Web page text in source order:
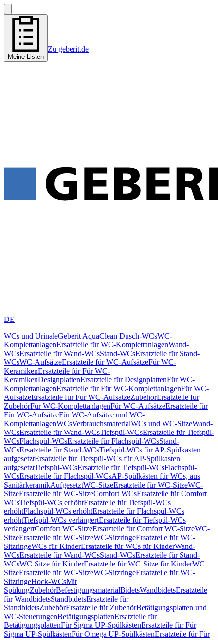
Meine Listen
Zu geberit.de
DE
WCs und UrinaleGeberit AquaClean Dusch-WCsWC-
KomplettanlagenErsatzteile für WC-KomplettanlagenWand-
WCsErsatzteile für Wand-WCsStand-WCsErsatzteile für Stand-
WCsWC-AufsätzeErsatzteile für WC-AufsätzeFür WC-
KeramikenErsatzteile für Für WC-
KeramikenDesignplattenErsatzteile für DesignplattenFür WC-
KomplettanlagenErsatzteile für Für WC-KomplettanlagenFür WC-
AufsätzeErsatzteile für Für WC-AufsätzeZubehörErsatzteile für
ZubehörFür WC-KomplettanlagenFür WC-AufsätzeErsatzteile für
Für WC-AufsätzeFür WC-Aufsätze und WC-
KomplettanlagenWCsVerbrauchsmaterialWCs und WC-SitzeWand-
WCsErsatzteile für Wand-WCsTiefspül-WCsErsatzteile für Tiefspül-
WCsFlachspül-WCsErsatzteile für Flachspül-WCsStand-
WCsErsatzteile für Stand-WCsTiefspül-WCs für AP-Spülkasten
aufgesetztErsatzteile für Tiefspül-WCs für AP-Spülkasten
aufgesetztTiefspül-WCsErsatzteile für Tiefspül-WCsFlachspül-
WCsErsatzteile für Flachspül-WCsAP-Spülkästen für WCs, aus
SanitärkeramikAufgesetztWC-SitzeErsatzteile für WC-SitzeWC-
SitzeErsatzteile für WC-SitzeComfort WCsErsatzteile für Comfort
WCsTiefspül-WCs erhöhtErsatzteile für Tiefspül-WCs
erhöhtFlachspül-WCs erhöhtErsatzteile für Flachspül-WCs
erhöhtTiefspül-WCs verlängertErsatzteile für Tiefspül-WCs
verlängertComfort WC-SitzeErsatzteile für Comfort WC-SitzeWC-
SitzeErsatzteile für WC-SitzeWC-SitzringeErsatzteile für WC-
SitzringeWCs für KinderErsatzteile für WCs für KinderWand-
WCsErsatzteile für Wand-WCsStand-WCsErsatzteile für Stand-
WCsWC-Sitze für KinderErsatzteile für WC-Sitze für KinderWC-
SitzeErsatzteile für WC-SitzeWC-SitzringeErsatzteile für WC-
SitzringeHock-WCsMit
SpülungZubehörBefestigungsmaterialBidetsWandbidetsErsatzteile
für WandbidetsStandbidetsErsatzteile für
StandbidetsZubehörErsatzteile für ZubehörBetätigungsplatten und
WC-SteuerungenBetätigungsplattenErsatzteile für
BetätigungsplattenFür Sigma UP-SpülkästenErsatzteile für Für
Sigma UP-SpülkästenFür Omega UP-SpülkästenErsatzteile für Für